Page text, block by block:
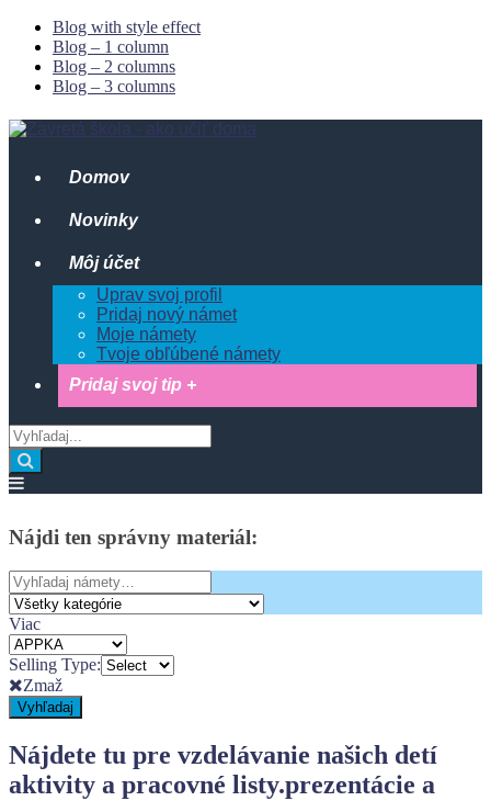
Blog with style effect
Blog – 1 column
Blog – 2 columns
Blog – 3 columns
Domov
Novinky
Môj účet
Uprav svoj profil
Pridaj nový námet
Moje námety
Tvoje obľúbené námety
Pridaj svoj tip +
Vyhľadaj
z:
Offcanvas
Nájdi ten správny materiál:
Search
for:
Viac
Selling Type:
Zmaž
Vyhľadaj
Nájdete tu pre vzdelávanie našich detí
aktivity a pracovné listy.prezentácie a